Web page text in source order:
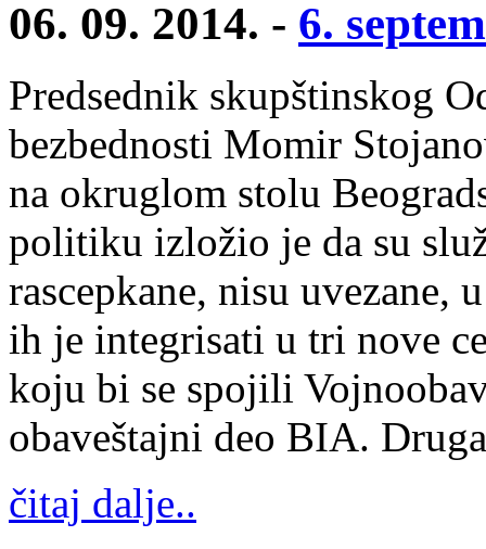
06. 09. 2014. - 6.
Predsednik skupštinskog
bezbednosti Momir
na okruglom stolu
politiku izložio je da su
rascepkane, nisu uvezane,
ih je integrisati u tri nove
koju bi se spojili
obaveštajni deo BIA.
čitaj dalje..